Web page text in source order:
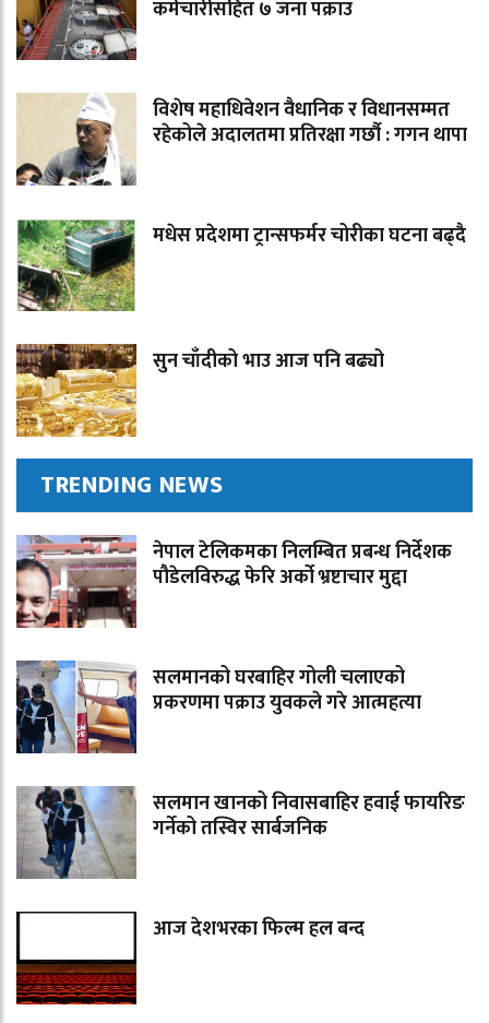
कर्मचारीसहित ७ जना पक्राउ
विशेष महाधिवेशन वैधानिक र विधानसम्मत
रहेकोले अदालतमा प्रतिरक्षा गर्छौ : गगन थापा
मधेस प्रदेशमा ट्रान्सफर्मर चोरीका घटना बढ्दै
सुन चाँदीको भाउ आज पनि बढ्यो
TRENDING NEWS
नेपाल टेलिकमका निलम्बित प्रबन्ध निर्देशक
पौडेलविरुद्ध फेरि अर्को भ्रष्टाचार मुद्दा
सलमानको घरबाहिर गोली चलाएको
प्रकरणमा पक्राउ युवकले गरे आत्महत्या
सलमान खानको निवासबाहिर हवाई फायरिङ
गर्नेको तस्विर सार्बजनिक
आज देशभरका फिल्म हल बन्द